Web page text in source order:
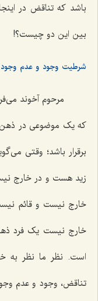
باشد که تناقض در
بین این دو چیست؟!
شرطیت وجود و عدم
مرحوم آخوند
که یک موضوعی در ذهن
برقرار باشد؛ وقتی
زید هست و در خارج
خارج نیست و قائم
خارج نیست یک فرد
است. نظر ما نظر به
تناقض، وجود و عدم